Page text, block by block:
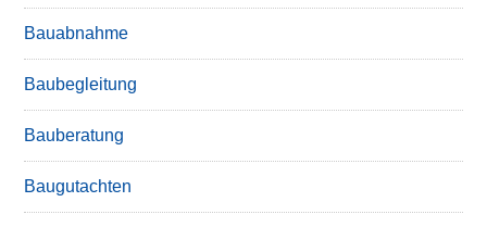
Bauabnahme
Baubegleitung
Bauberatung
Baugutachten